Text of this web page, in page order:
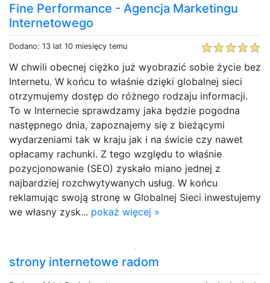
Fine Performance - Agencja Marketingu
Internetowego
Dodano: 13 lat 10 miesięcy temu
W chwili obecnej ciężko już wyobrazić sobie życie bez
Internetu. W końcu to właśnie dzięki globalnej sieci
otrzymujemy dostęp do różnego rodzaju informacji.
To w Internecie sprawdzamy jaka będzie pogodna
następnego dnia, zapoznajemy się z bieżącymi
wydarzeniami tak w kraju jak i na świcie czy nawet
opłacamy rachunki. Z tego względu to właśnie
pozycjonowanie (SEO) zyskało miano jednej z
najbardziej rozchwytywanych usług. W końcu
reklamując swoją stronę w Globalnej Sieci inwestujemy
we własny zysk... pokaż więcej »
strony internetowe radom